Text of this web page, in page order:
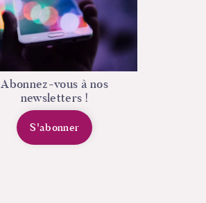
Abonnez-vous à nos
newsletters !
S'abonner